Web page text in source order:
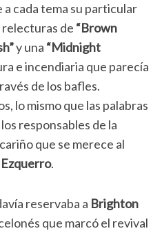
cada tema su particular
relecturas de “Brown
y una “Midnight
e incendiaria que parecía
de los bafles.
lo mismo que las palabras
responsables de la
que se merece al
.
reservaba a Brighton
que marcó el revival